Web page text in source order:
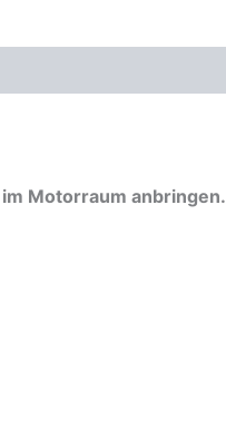
Motorraum anbringen.